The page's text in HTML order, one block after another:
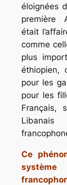
éloignées
première
était
comme
plus
éthiopien,
pour les
pour les
Français,
Ce